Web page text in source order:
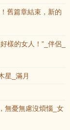
舊篇章結束，新的
樣的女人！”_伴侶_
星_滿月
無憂無慮沒煩惱_女